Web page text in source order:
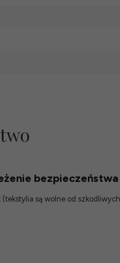
bezpieczeństwa
(tekstylia są wolne od